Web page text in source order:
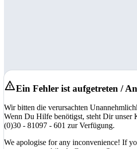
Ein Fehler ist aufgetreten /
Wir bitten die verursachten
Wenn Du Hilfe benötigst, steht Dir unser
(0)30 - 81097 - 601 zur Verfügung.
We apologise for any inconvenience! If